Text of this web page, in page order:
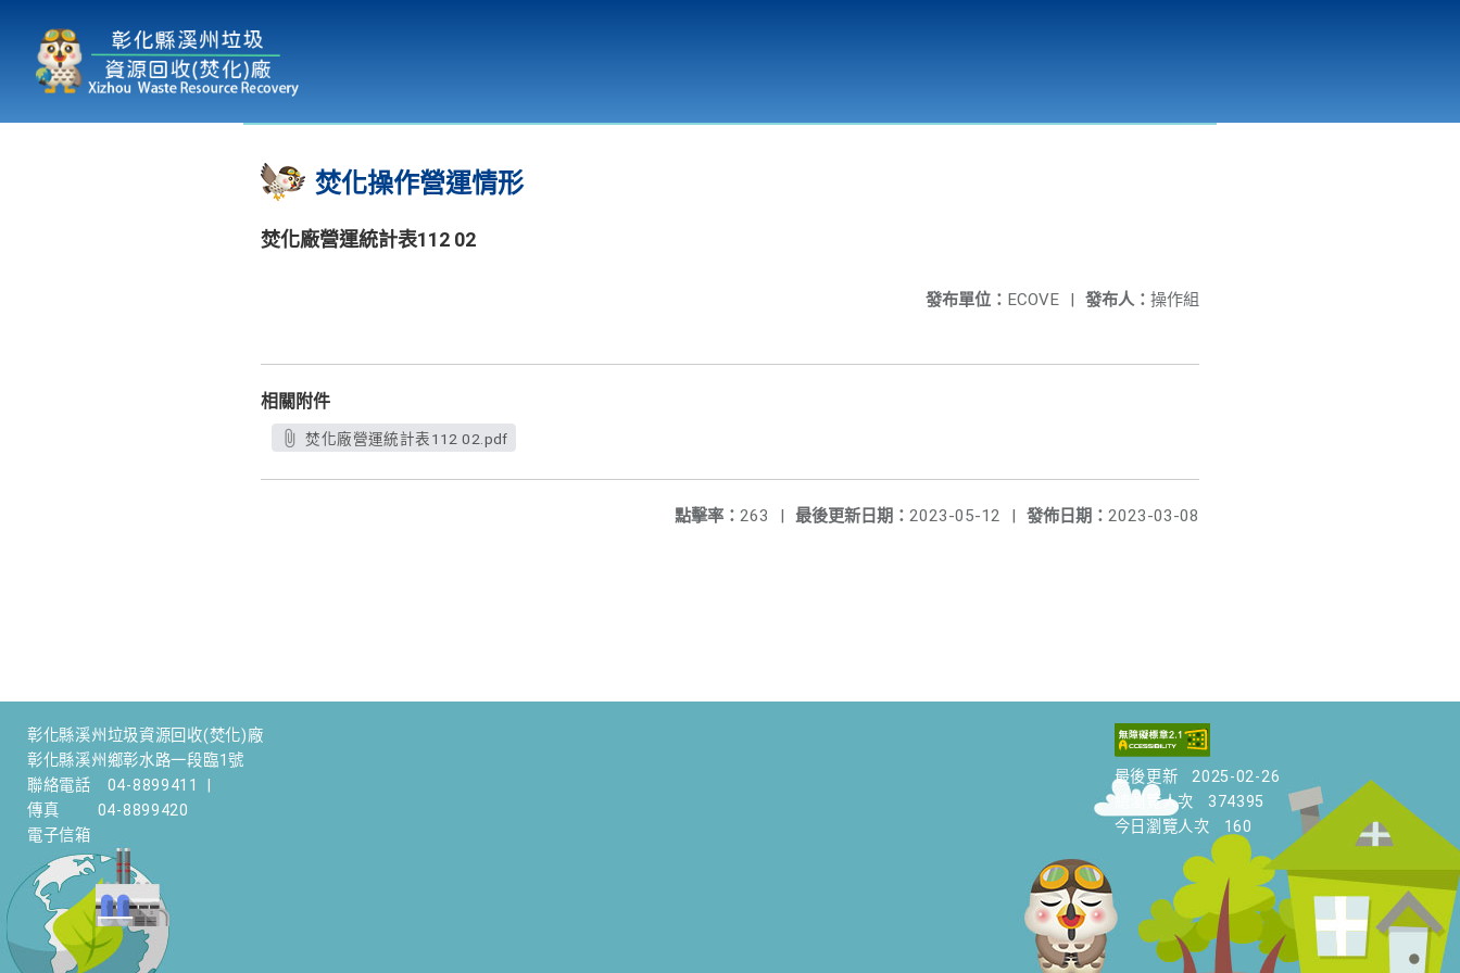
本廠簡介
:::
焚化操作營運情形
焚化廠營運統計表112 02
發布人： 操作組
發布單位： ECOVE |
相關附件
焚化廠營運統計表112 02.pdf
發佈日期： 2023-03-08
最後更新日期： 2023-05-12 |
點擊率： 263 |
彰化縣溪州垃圾資源回收(焚化)廠
彰化縣溪州鄉彰水路一段臨1號
聯絡電話
04-8899411
傳真
04-8899420
電子信箱
最後更新
2025-02-26
總瀏覽人次
374395
今日瀏覽人次
160